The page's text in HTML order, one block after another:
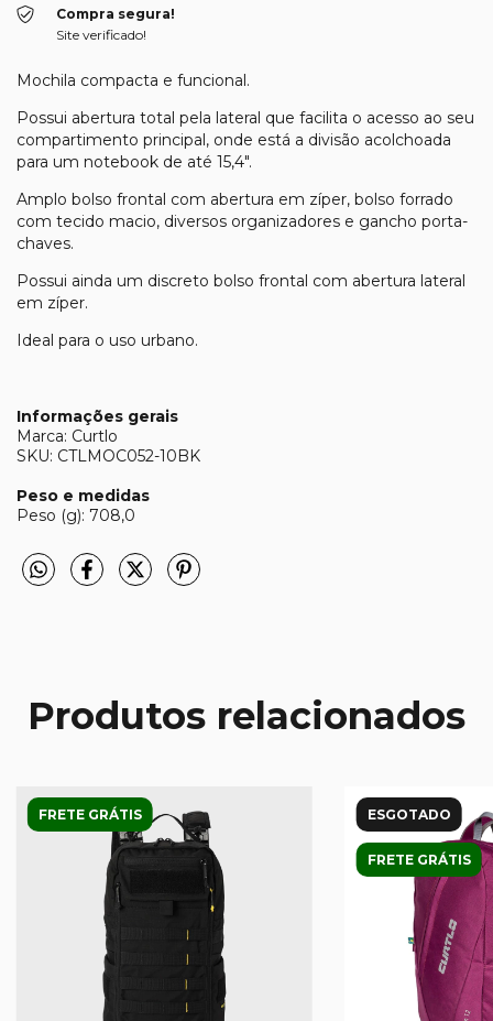
Compra segura!
Site verificado!
Mochila compacta e funcional.
Possui abertura total pela lateral que facilita o acesso ao seu
compartimento principal, onde está a divisão acolchoada
para um notebook de até 15,4".
Amplo bolso frontal com abertura em zíper, bolso forrado
com tecido macio, diversos organizadores e gancho porta-
chaves.
Possui ainda um discreto bolso frontal com abertura lateral
em zíper.
Ideal para o uso urbano.
Informações gerais
Marca: Curtlo
SKU: CTLMOC052-10BK
Peso e medidas
Peso (g): 708,0
Produtos relacionados
FRETE GRÁTIS ESGOTADO
FRETE GRÁTIS